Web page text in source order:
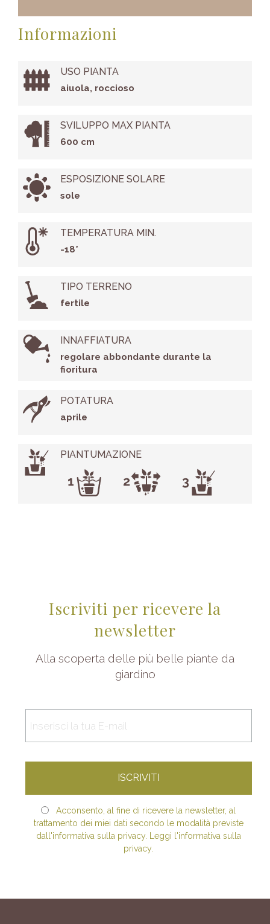
Informazioni
USO PIANTA
aiuola, roccioso
SVILUPPO MAX PIANTA
600 cm
ESPOSIZIONE SOLARE
sole
TEMPERATURA MIN.
-18°
TIPO TERRENO
fertile
INNAFFIATURA
regolare abbondante durante la
fioritura
POTATURA
aprile
PIANTUMAZIONE
Iscriviti per ricevere la
newsletter
Alla scoperta delle più belle piante da
giardino
Acconsento, al fine di ricevere la newsletter, al
trattamento dei miei dati secondo le modalità previste
dall'informativa sulla privacy. Leggi l'informativa sulla
privacy.